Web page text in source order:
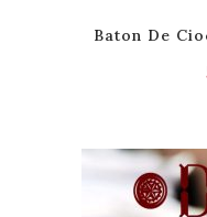
Baton De